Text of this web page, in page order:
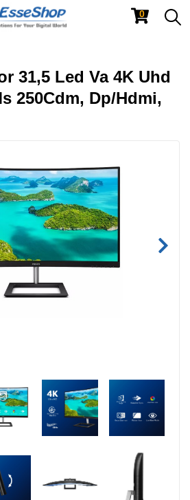
0
31,5 Led Va 4K Uhd
250Cdm, Dp/Hdmi,